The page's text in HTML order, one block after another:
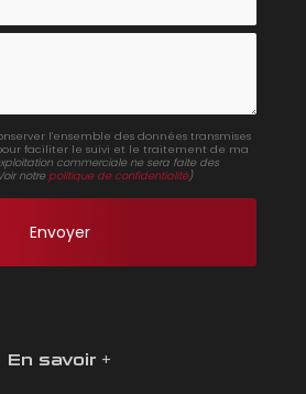
l'ensemble des données transmises
faciliter le suivi et le traitement de ma
commerciale ne sera faite des
notre politique de confidentialité)
En savoir +